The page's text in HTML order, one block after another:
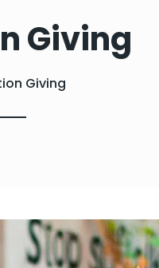
Giving
Giving